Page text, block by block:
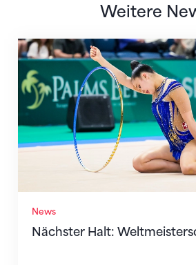
Weitere
News
Nächster Halt:
Nächster Halt: